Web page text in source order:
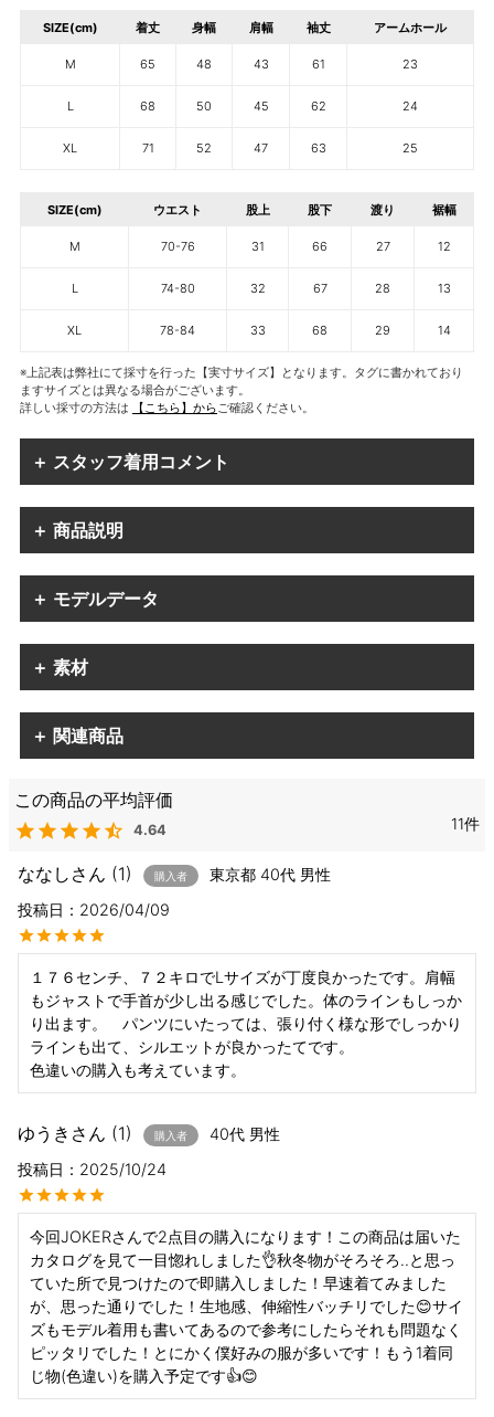
SIZE(cm) 着丈 身幅 肩幅 袖丈 アームホール
M 65 48 43 61 23
L 68 50 45 62 24
XL 71 52 47 63 25
SIZE(cm) ウエスト 股上 股下 渡り 裾幅
M 70-76 31 66 27 12
L 74-80 32 67 28 13
XL 78-84 33 68 29 14
※上記表は弊社にて採寸を行った【実寸サイズ】となります。タグに書かれており
ますサイズとは異なる場合がございます。
詳しい採寸の方法は
【こちら】からご確認ください。
＋ スタッフ着用コメント
＋ 商品説明
＋ モデルデータ
＋ 素材
＋ 関連商品
4.64 11
ななし 1 購入者 東京都 40代 男性
投稿日
2026/04/09
１７６センチ、７２キロでLサイズが丁度良かったです。肩幅
もジャストで手首が少し出る感じでした。体のラインもしっか
り出ます。　パンツにいたっては、張り付く様な形でしっかり
ラインも出て、シルエットが良かったてです。
色違いの購入も考えています。
ゆうき 1 購入者 40代 男性
投稿日
2025/10/24
今回JOKERさんで2点目の購入になります！この商品は届いた
カタログを見て一目惚れしました👌秋冬物がそろそろ‥と思っ
ていた所で見つけたので即購入しました！早速着てみました
が、思った通りでした！生地感、伸縮性バッチリでした😊サイ
ズもモデル着用も書いてあるので参考にしたらそれも問題なく
ピッタリでした！とにかく僕好みの服が多いです！もう1着同
じ物(色違い)を購入予定です👍😊